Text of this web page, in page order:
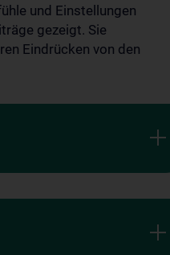
und Einstellungen
gezeigt. Sie
Eindrücken von den